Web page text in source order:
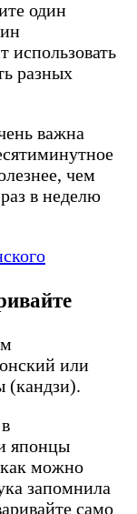
один
использовать
разных
важна
чем
в неделю
или
(кандзи).
японцы
можно
запомнила
само